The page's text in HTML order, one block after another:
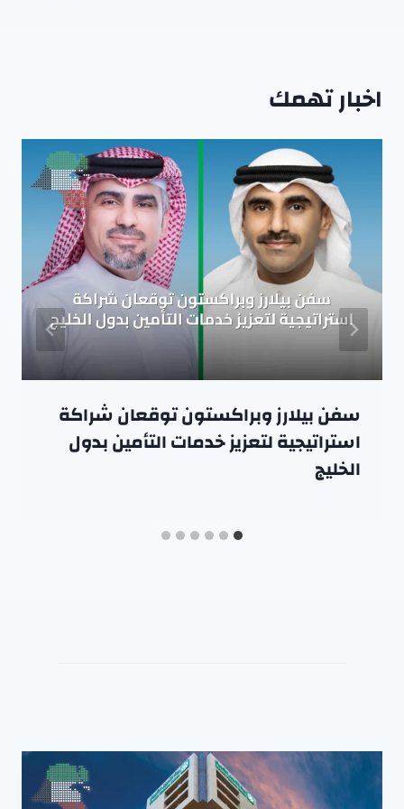
اخبار تهمك
سفن بيلارز وبراكستون توقعان شراكة
استراتيجية لتعزيز خدمات التأمين بدول
الخليج